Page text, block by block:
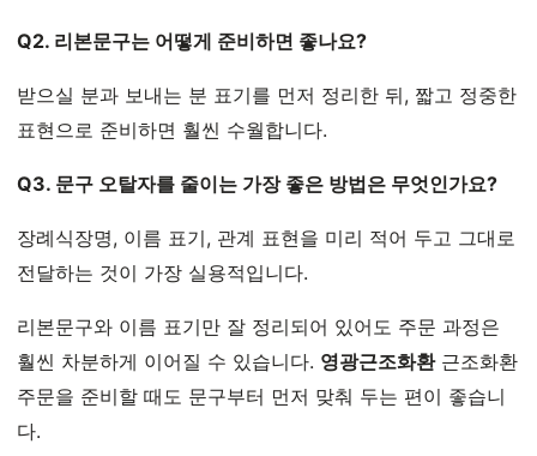
Q2. 리본문구는 어떻게 준비하면 좋나요?
받으실 분과 보내는 분 표기를 먼저 정리한 뒤, 짧고 정중한
표현으로 준비하면 훨씬 수월합니다.
Q3. 문구 오탈자를 줄이는 가장 좋은 방법은 무엇인가요?
장례식장명, 이름 표기, 관계 표현을 미리 적어 두고 그대로
전달하는 것이 가장 실용적입니다.
리본문구와 이름 표기만 잘 정리되어 있어도 주문 과정은
훨씬 차분하게 이어질 수 있습니다. 영광근조화환근조화환
주문을 준비할 때도 문구부터 먼저 맞춰 두는 편이 좋습니
다.